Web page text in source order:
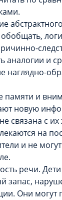
аналогии и
наглядно-
памяти и
новую
связана с
на
и не
речи.
запас,
Они могут